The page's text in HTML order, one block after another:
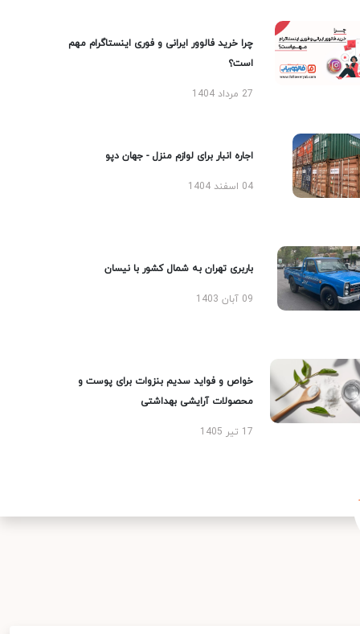
چرا خرید فالوور ایرانی و فوری اینستاگرام مهم
است؟
27 مرداد 1404
اجاره انبار برای لوازم منزل - جهان دپو
04 اسفند 1404
باربری تهران به شمال کشور با نیسان
09 آبان 1403
خواص و فواید سدیم بنزوات برای پوست و
محصولات آرایشی بهداشتی
17 تیر 1405